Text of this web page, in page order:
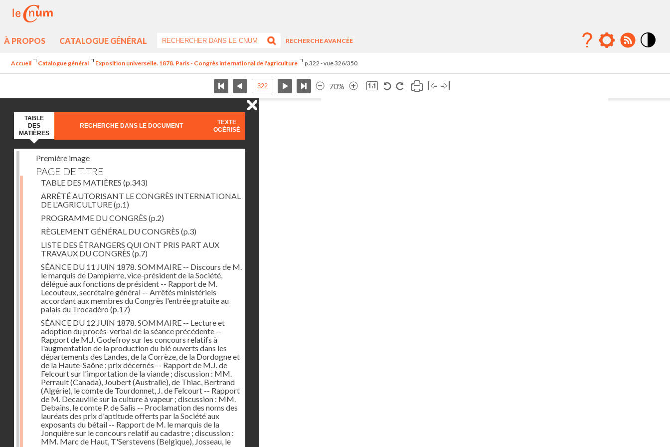
À PROPOS CATALOGUE GÉNÉRAL
RECHERCHE AVANCÉE
Accueil Catalogue général Exposition universelle. 1878. Paris - Congrès international de l'agriculture p.322 - vue 326/350
70%
TABLE
DES
MATIÈRES
RECHERCHE DANS LE DOCUMENT
TEXTE
OCÉRISÉ
Première image
PAGE DE TITRE
TABLE DES MATIÈRES (p.343)
ARRÊTÉ AUTORISANT LE CONGRÈS INTERNATIONAL
DE L'AGRICULTURE(p.1)
PROGRAMME DU CONGRÈS (p.2)
RÈGLEMENT GÉNÉRAL DU CONGRÈS (p.3)
LISTE DES ÉTRANGERS QUI ONT PRIS PART AUX
TRAVAUX DU CONGRÈS (p.7)
SÉANCE DU 11 JUIN 1878. SOMMAIRE -- Discours de M.
le marquis de Dampierre, vice-président de la Société,
délégué aux fonctions de président -- Rapport de M.
Lecouteux, secrétaire général -- Arrêtés ministériels
accordant aux membres du Congrès l'entrée gratuite au
palais du Trocadéro (p.17)
SÉANCE DU 12 JUIN 1878. SOMMAIRE -- Lecture et
adoption du procès-verbal de la séance précédente --
Rapport de M.J. Godefroy sur les concours relatifs à
l'augmentation de la production du blé ouverts dans les
départements des Landes, de la Corrèze, de la Dordogne et
de la Haute-Saône ; prix décernés -- Rapport de M.J. de
Felcourt sur l'importation de la viande ; discussion : MM.
Perrault (Canada), Joubert (Australie), de Thiac, Bertrand
(Algérie), le comte de Tourdonnet, J. de Felcourt -- Rapport
de M. Decauville sur la culture à vapeur ; discussion : MM.
Debains, le comte P. de Salis -- Proclamation des noms des
lauréats des prix d'aptitude offerts par la Société aux
exposants du bétail -- Rapport de M. le marquis de la
Jonquière sur le concours relatif au cadastre ; discussion :
MM. Marc de Haut, T'Serstevens (Belgique), Josseau, le